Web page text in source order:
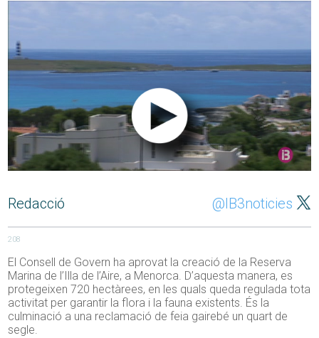
Redacció @IB3noticies
208
El Consell de Govern ha aprovat la creació de la Reserva
Marina de l’Illa de l’Aire, a Menorca. D’aquesta manera, es
protegeixen 720 hectàrees, en les quals queda regulada tota
activitat per garantir la flora i la fauna existents. És la
culminació a una reclamació de feia gairebé un quart de
segle.